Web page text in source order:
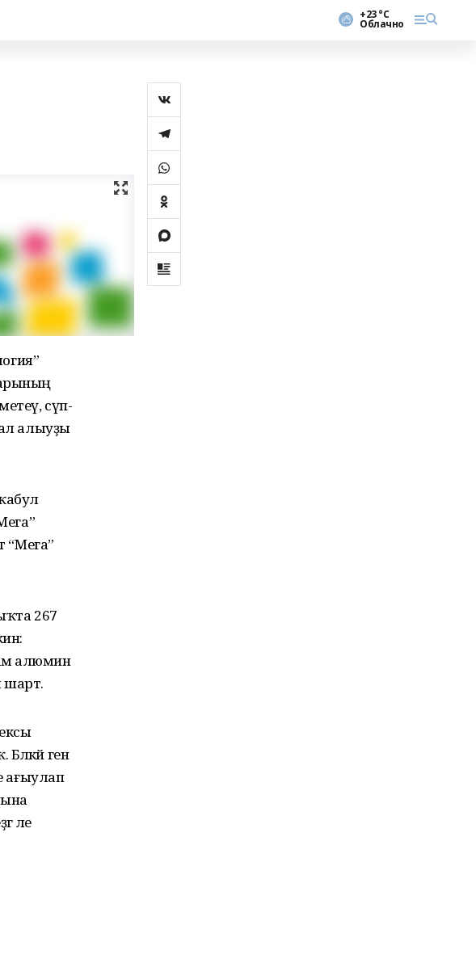
+23 °С
Облачно
сүп-
алыуҙы
“Мега”
267
алюмин
шарт.
генә
ағыулап
әле